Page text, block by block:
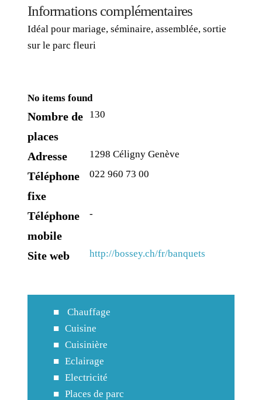
Informations complémentaires
Idéal pour mariage, séminaire, assemblée, sortie
sur le parc fleuri
No items found
Nombre de
places
130
Adresse 1298 Céligny Genève
Téléphone
fixe
022 960 73 00
Téléphone
mobile
-
Site web http://bossey.ch/fr/banquets
Chauffage
Cuisine
Cuisinière
Eclairage
Electricité
Places de parc